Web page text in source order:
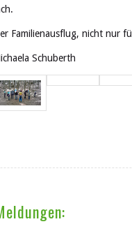
Familienausflug, nicht nur
Schuberth